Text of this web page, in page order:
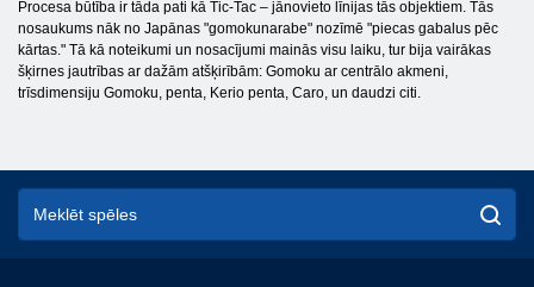
Procesa būtība ir tāda pati kā Tic-Tac – jānovieto līnijas tās objektiem. Tās
nosaukums nāk no Japānas "gomokunarabe" nozīmē "piecas gabalus pēc
kārtas." Tā kā noteikumi un nosacījumi mainās visu laiku, tur bija vairākas
šķirnes jautrības ar dažām atšķirībām: Gomoku ar centrālo akmeni,
trīsdimensiju Gomoku, penta, Kerio penta, Caro, un daudzi citi.